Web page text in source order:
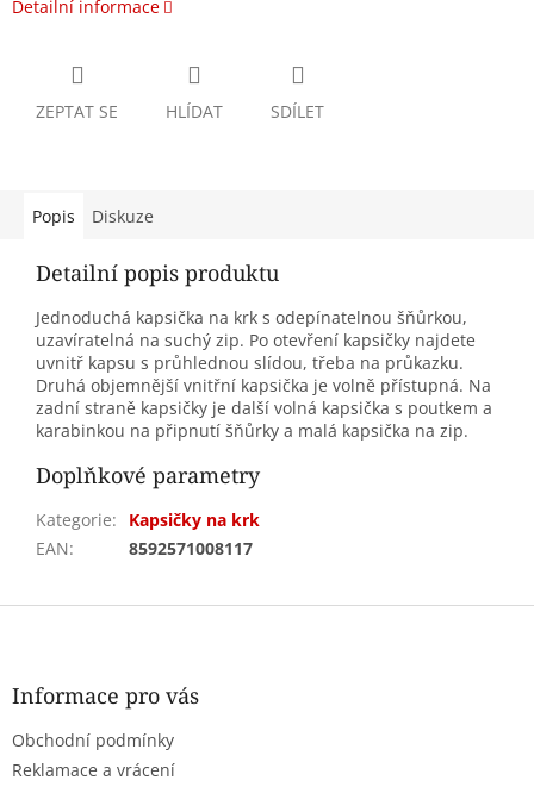
Detailní informace
ZEPTAT SE HLÍDAT SDÍLET
Popis Diskuze
Detailní popis produktu
Jednoduchá kapsička na krk s odepínatelnou šňůrkou,
uzavíratelná na suchý zip. Po otevření kapsičky najdete
uvnitř kapsu s průhlednou slídou, třeba na průkazku.
Druhá objemnější vnitřní kapsička je volně přístupná. Na
zadní straně kapsičky je další volná kapsička s poutkem a
karabinkou na připnutí šňůrky a malá kapsička na zip.
Doplňkové parametry
Kategorie:
Kapsičky na krk
EAN: 8592571008117
Z
Informace pro vás
Obchodní podmínky
Reklamace a vrácení